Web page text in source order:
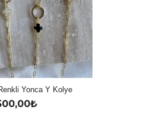
Yonca Y Kolye
₺